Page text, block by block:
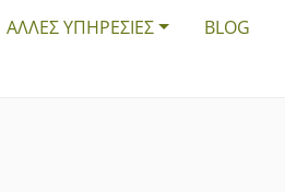
ΑΛΛΕΣ ΥΠΗΡΕΣΙΕΣ BLOG